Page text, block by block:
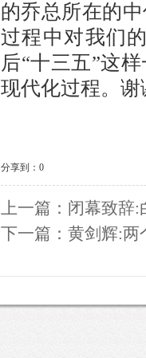
的乔总所在的
过程中对我们
后“十三五”这
现代化过程。谢
分享到： 0
上一篇： 闭幕致辞:
下一篇： 黄剑辉:两